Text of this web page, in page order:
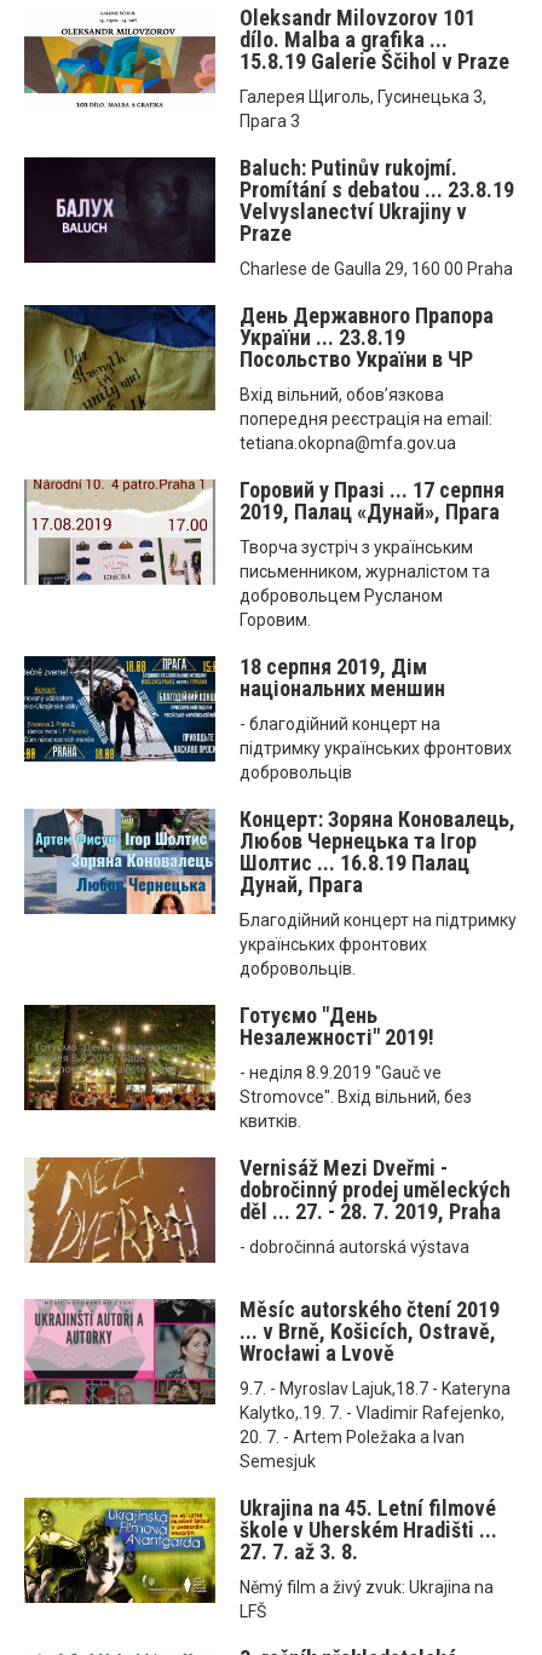
Oleksandr Milovzorov 101
dílo. Malba a grafika ...
15.8.19 Galerie Ščihol v Praze
Галерея Щиголь, Гусинецька 3,
Прага 3
Baluch: Putinův rukojmí.
Promítání s debatou ... 23.8.19
Velvyslanectví Ukrajiny v
Praze
Charlese de Gaulla 29, 160 00 Praha
День Державного Прапора
України ... 23.8.19
Посольство України в ЧР
Вхід вільний, обов’язкова
попередня реєстрація на email:
tetiana.okopna@mfa.gov.ua
Горовий у Празі ... 17 серпня
2019, Палац «Дунай», Прагa
Творча зустріч з українським
письменником, журналістом та
добровольцем Русланом
Горовим.
18 серпня 2019, Дім
національних меншин
- благодійний концерт на
підтримку українських фронтових
добровольців
Концерт: Зоряна Коновалець,
Любов Чернецька та Ігор
Шолтис ... 16.8.19 Палац
Дунай, Прагa
Благодійний концерт на підтримку
українських фронтових
добровольців.
Готуємо "День
Незалежності" 2019!
- неділя 8.9.2019 "Gauč ve
Stromovce". Вхід вільний, без
квитків.
Vernisáž Mezi Dveřmi -
dobročinný prodej uměleckých
děl ... 27. - 28. 7. 2019, Praha
- dobročinná autorská výstava
Měsíc autorského čtení 2019
... v Brně, Košicích, Ostravě,
Wrocławi a Lvově
9.7. - Myroslav Lajuk,18.7 - Kateryna
Kalytko,.19. 7. - Vladimir Rafejenko,
20. 7. - Artem Poležaka a Ivan
Semesjuk
Ukrajina na 45. Letní filmové
škole v Uherském Hradišti ...
27. 7. až 3. 8.
Němý film a živý zvuk: Ukrajina na
LFŠ